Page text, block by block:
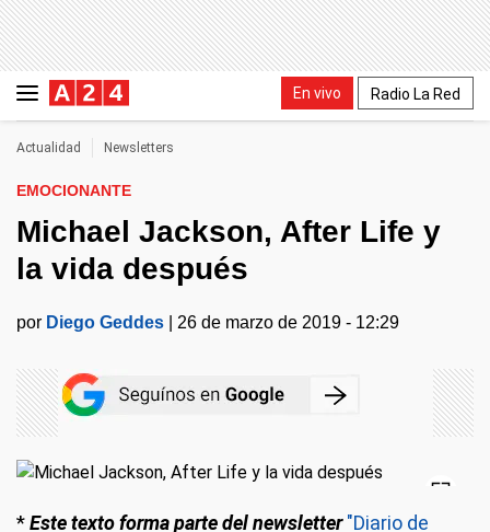
En vivo Radio La Red
Actualidad Newsletters
EMOCIONANTE
Michael Jackson, After Life y
la vida después
por Diego Geddes 26 de marzo de 2019 - 12:29
*Este texto forma parte del newsletter "Diario de